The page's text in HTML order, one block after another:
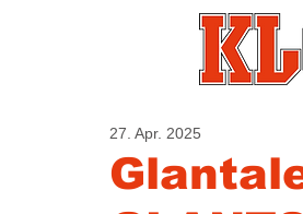
27. Apr. 2025